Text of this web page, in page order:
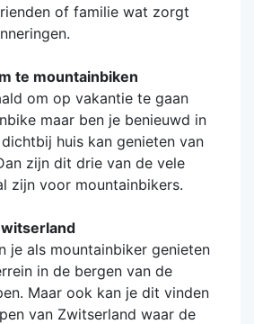
of familie wat zorgt
te mountainbiken
om op vakantie te gaan
maar ben je benieuwd in
huis kan genieten van
zijn dit drie van de vele
zijn voor mountainbikers.
je als mountainbiker genieten
in de bergen van de
Maar ook kan je dit vinden
van Zwitserland waar de